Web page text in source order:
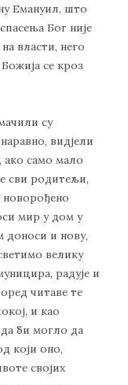
Емануил, што
Бог није
власти, него
Божија се кроз
су
видјели
само мало
сви родитељи,
новорођено
мир у дом у
доноси и нову,
велику
радује и
читаве те
и као
да би могло да
који оно,
својих